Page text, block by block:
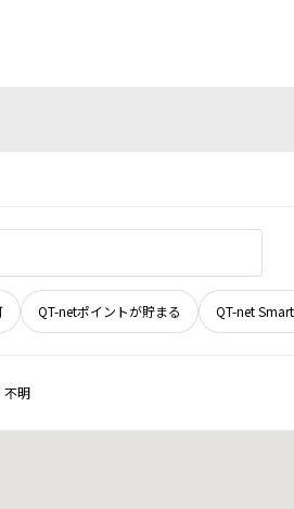
QT-netポイントが貯まる QT-net
不明